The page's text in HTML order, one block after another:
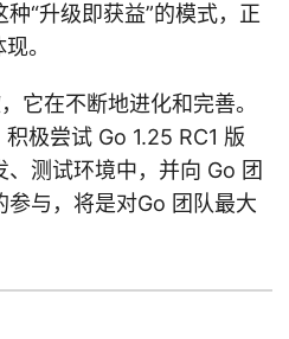
“升级即获益”的模式，正
。
它在不断地进化和完善。
极尝试 Go 1.25 RC1 版
测试环境中，并向 Go 团
参与，将是对Go 团队最大